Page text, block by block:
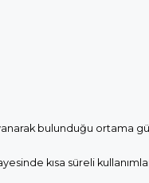
bulunduğu ortama
kısa süreli